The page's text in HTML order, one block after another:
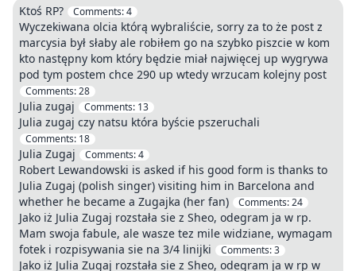
Ktoś RP? Comments:4
Wyczekiwana olcia którą wybraliście, sorry za to że post z
marcysia był słaby ale robiłem go na szybko piszcie w kom
kto następny kom który będzie miał najwięcej up wygrywa
pod tym postem chce 290 up wtedy wrzucam kolejny post
Comments:28
Julia zugaj Comments: 13
Julia zugaj czy natsu która byście pszeruchali
Comments: 18
Julia Zugaj Comments:4
Robert Lewandowski is asked if his good form is thanks to
Julia Zugaj (polish singer) visiting him in Barcelona and
whether he became a Zugajka (her fan)
Comments:24
Jako iż Julia Zugaj rozstała sie z Sheo, odegram ja w rp.
Mam swoja fabule, ale wasze tez mile widziane, wymagam
fotek i rozpisywania sie na 3/4 linijki
Comments:3
Jako iż Julia Zugaj rozstała sie z Sheo, odegram ja w rp w